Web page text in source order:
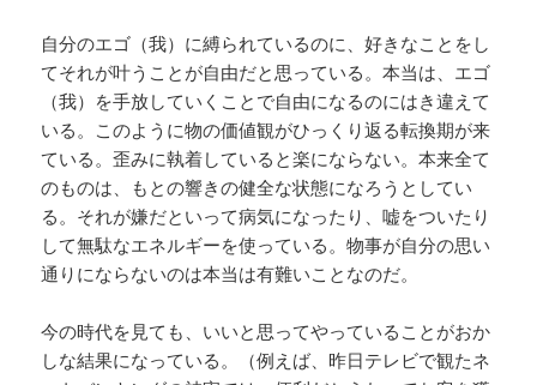
自分のエゴ（我）に縛られているのに、好きなことをし
てそれが叶うことが自由だと思っている。本当は、エゴ
（我）を手放していくことで自由になるのにはき違えて
いる。このように物の価値観がひっくり返る転換期が来
ている。歪みに執着していると楽にならない。本来全て
のものは、もとの響きの健全な状態になろうとしてい
る。それが嫌だといって病気になったり、嘘をついたり
して無駄なエネルギーを使っている。物事が自分の思い
通りにならないのは本当は有難いことなのだ。
今の時代を見ても、いいと思ってやっていることがおか
しな結果になっている。（例えば、昨日テレビで観たネ